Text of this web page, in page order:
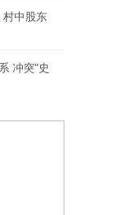
村中股东
冲突"史